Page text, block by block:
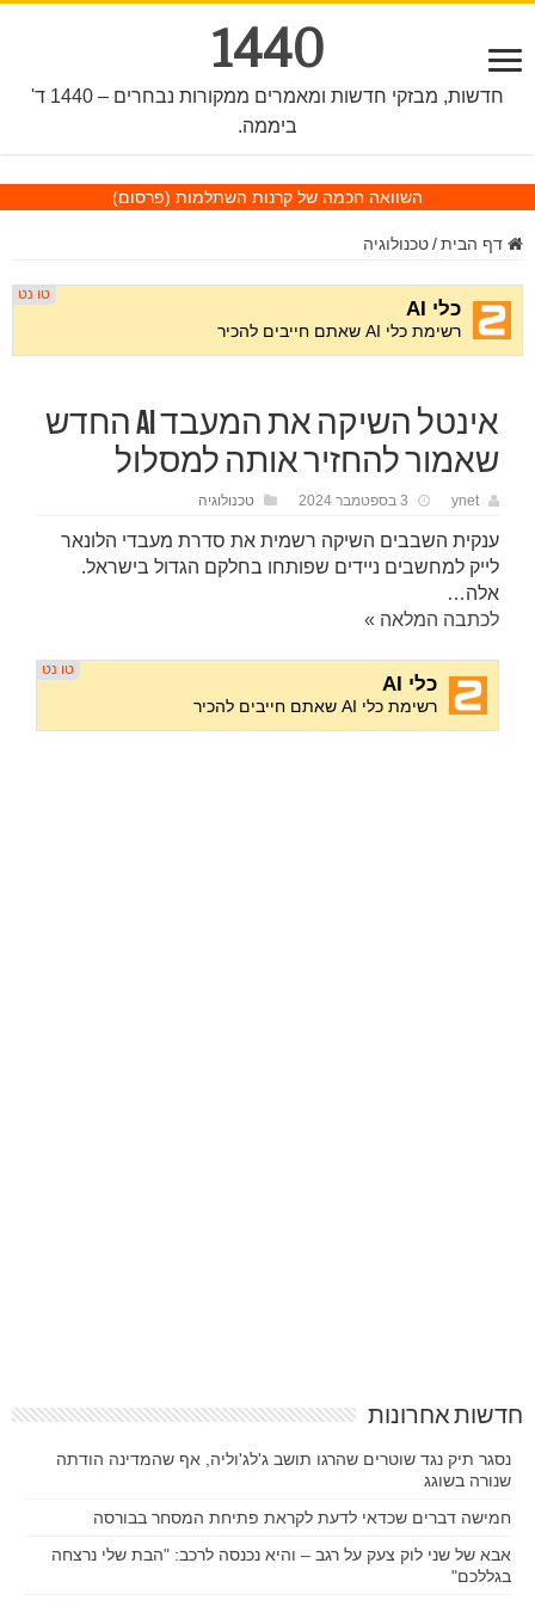
1440
חדשות, מבזקי חדשות ומאמרים ממקורות נבחרים – 1440 ד'
ביממה.
השוואה חכמה של קרנות השתלמות (פרסום)
דף הבית / טכנולוגיה
אינטל השיקה את המעבד AI החדש
שאמור להחזיר אותה למסלול
ynet 3 בספטמבר 2024 טכנולוגיה
ענקית השבבים השיקה רשמית את סדרת מעבדי הלונאר
לייק למחשבים ניידים שפותחו בחלקם הגדול בישראל.
אלה…
לכתבה המלאה »
חדשות אחרונות
נסגר תיק נגד שוטרים שהרגו תושב ג'לג'וליה, אף שהמדינה הודתה
שנורה בשוגג
חמישה דברים שכדאי לדעת לקראת פתיחת המסחר בבורסה
אבא של שני לוק צעק על רגב – והיא נכנסה לרכב: "הבת שלי נרצחה
בגללכם"